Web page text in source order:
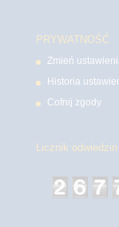
PRYWATNOŚĆ
Zmień
Historia
Cofnij zgody
Licznik